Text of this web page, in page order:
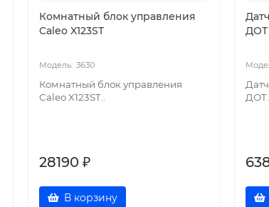
Комнатный блок управления
Caleo X123ST
3630
Комнатный блок управления
Caleo X123ST..
28190 ₽
В корзину
ДОТ
ДОТ..